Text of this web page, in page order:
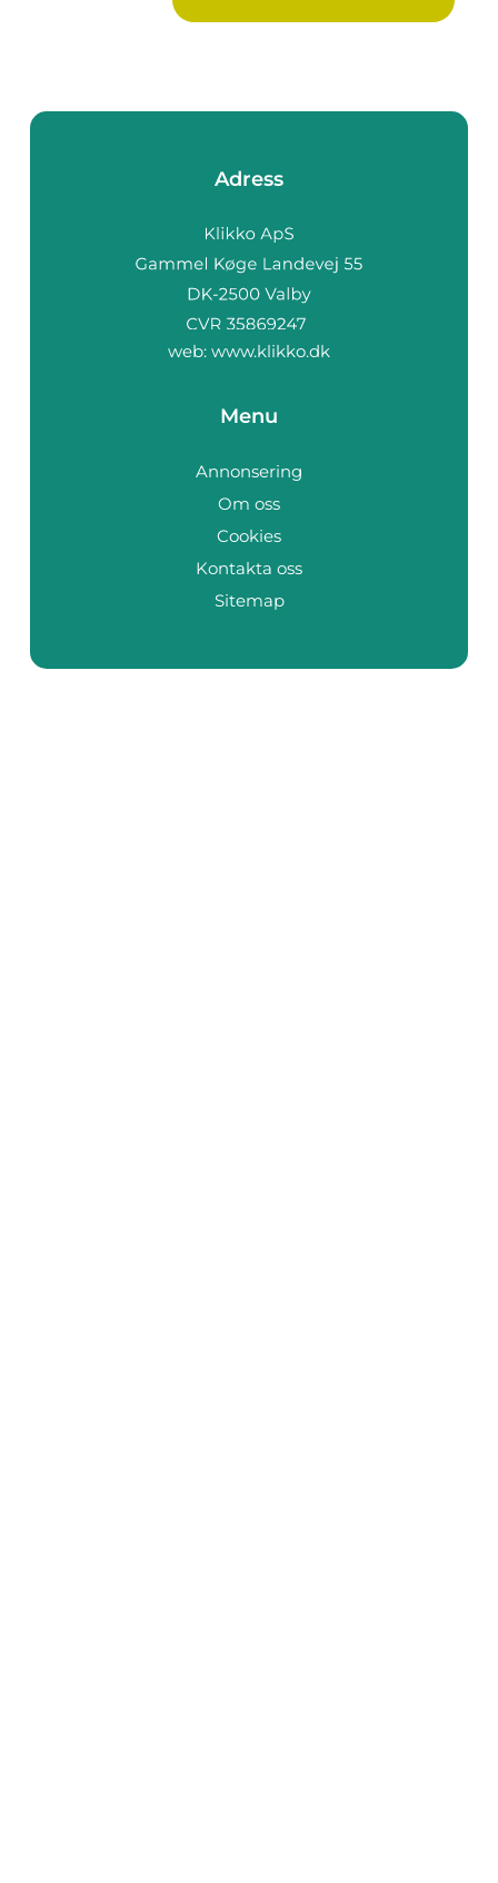
Adress
web: www.klikko.dk
Menu
Annonsering
Om oss
Cookies
Kontakta oss
Sitemap